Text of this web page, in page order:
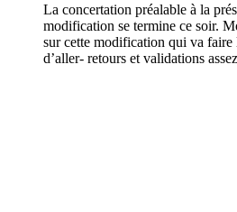
La concertation préalable à la
modification se termine ce soir.
sur cette modification qui va faire
d’aller- retours et validations